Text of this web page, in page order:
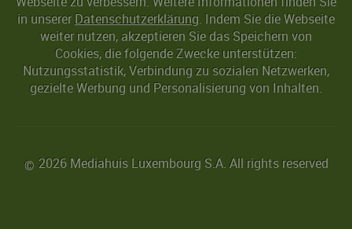
in unserer Datenschutzerklärung. Indem Sie die Webseite
weiter nutzen, akzeptieren Sie das Speichern von
Cookies, die folgende Zwecke unterstützen:
Nutzungsstatistik, Verbindung zu sozialen Netzwerken,
gezielte Werbung und Personalisierung von Inhalten.
© 2026 Mediahuis Luxembourg S.A. All rights reserved